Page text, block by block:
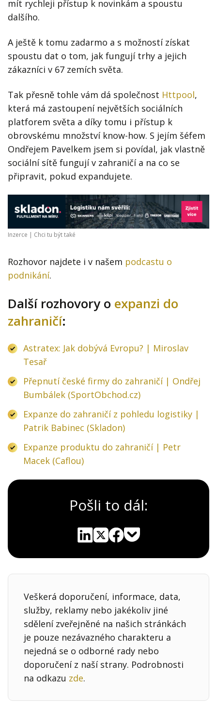
mít rychleji přístup k novinkám a spoustu
dalšího.
A ještě k tomu zadarmo a s možností získat
spoustu dat o tom, jak fungují trhy a jejich
zákazníci v 67 zemích světa.
Tak přesně tohle vám dá společnost Httpool,
která má zastoupení největších sociálních
platforem světa a díky tomu i přístup k
obrovskému množství know-how. S jejím šéfem
Ondřejem Pavelkem jsem si povídal, jak vlastně
sociální sítě fungují v zahraničí a na co se
připravit, pokud expandujete.
Inzerce | Chci tu být také
Rozhovor najdete i v našem podcastu o
podnikání.
Další rozhovory o expanzi do
zahraničí:
Astratex: Jak dobývá Evropu? | Miroslav
Tesař
Přepnutí české firmy do zahraničí | Ondřej
Bumbálek (SportObchod.cz)
Expanze do zahraničí z pohledu logistiky |
Patrik Babinec (Skladon)
Expanze produktu do zahraničí | Petr
Macek (Caflou)
Pošli to dál:
Veškerá doporučení, informace, data,
služby, reklamy nebo jakékoliv jiné
sdělení zveřejněné na našich stránkách
je pouze nezávazného charakteru a
nejedná se o odborné rady nebo
doporučení z naší strany. Podrobnosti
na odkazu zde.